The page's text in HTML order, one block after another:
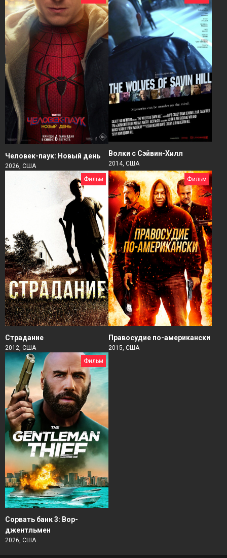
Человек-паук: Новый день
2026, США
Волки с Сэйвин-Хилл
2014, США
Фильм
Страдание
2012, США
Фильм
Правосудие по-американски
2015, США
Фильм
Сорвать банк 3: Вор-
джентльмен
2026, США